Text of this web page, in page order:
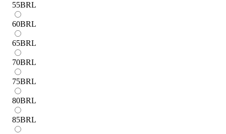
55BRL
60BRL
65BRL
70BRL
75BRL
80BRL
85BRL